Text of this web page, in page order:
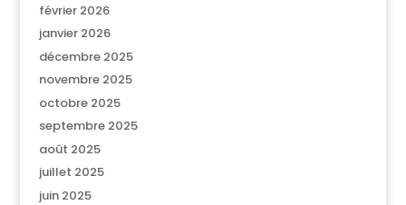
février 2026
janvier 2026
décembre 2025
novembre 2025
octobre 2025
septembre 2025
août 2025
juillet 2025
juin 2025